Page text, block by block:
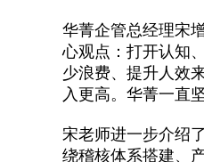
华菁企管总经理宋
心观点：打开认知
少浪费、提升人效
入更高。华菁一直
宋老师进一步介绍
绕稽核体系搭建、